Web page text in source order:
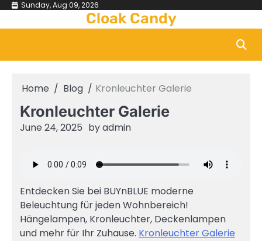
Skip Sunday, Aug 09, 2026
Cloak Candy
Home Blog Kronleuchter Galerie
Kronleuchter Galerie
June 24, 2025 byadmin
Entdecken Sie bei BUYnBLUE moderne
Beleuchtung für jeden Wohnbereich!
Hängelampen, Kronleuchter, Deckenlampen
und mehr für Ihr Zuhause. Kronleuchter Galerie